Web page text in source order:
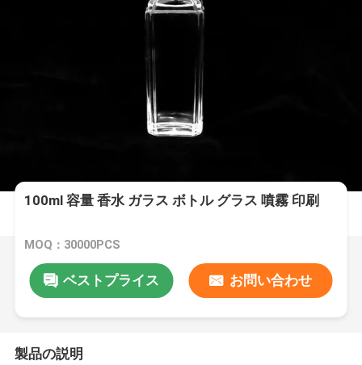
100ml 容量 香水 ガラス ボトル グラス 噴霧 印刷
MOQ：30000PCS
ベストプライス お問い合わせ
製品の説明